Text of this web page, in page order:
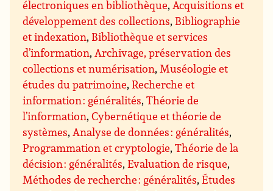
électroniques en bibliothèque,Acquisitions et
développement des collections, Bibliographie
et indexation, Bibliothèque et services
d’information,Archivage, préservation des
collections et numérisation,Muséologie et
études du patrimoine,Recherche et
information : généralités,Théorie de
l’information,Cybernétique et théorie de
systèmes,Analyse de données : généralités,
Programmation et cryptologie,Théorie de la
décision : généralités,Evaluation de risque,
Méthodes de recherche : généralités,Études